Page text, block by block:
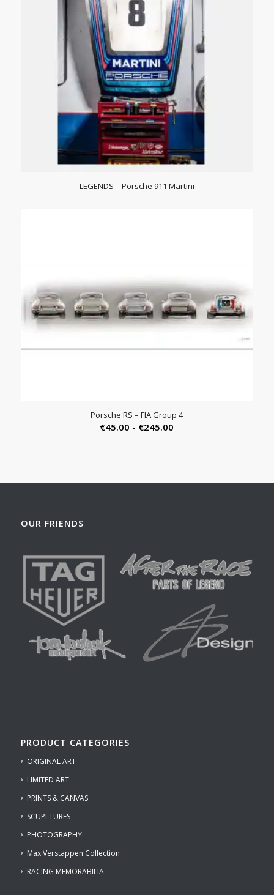
LEGENDS – Porsche 911 Martini
Porsche RS – FIA Group 4
€45.00 - €245.00
OUR FRIENDS
PRODUCT CATEGORIES
ORIGINAL ART
LIMITED ART
PRINTS & CANVAS
SCUPLTURES
PHOTOGRAPHY
Max Verstappen Collection
RACING MEMORABILIA